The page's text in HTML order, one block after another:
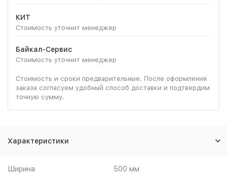
КИТ
Стоимость уточнит менеджер
Байкал-Сервис
Стоимость уточнит менеджер
Стоимость и сроки предварительные. После оформления
заказа согласуем удобный способ доставки и подтвердим
точную сумму.
Характеристики
Ширина 500 мм